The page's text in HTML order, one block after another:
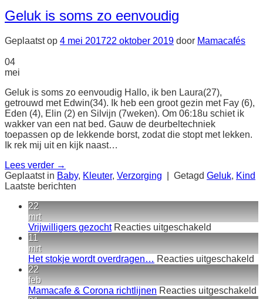
Geluk is soms zo eenvoudig
Geplaatst op 4 mei 201722 oktober 2019 door Mamacafés
04
mei
Geluk is soms zo eenvoudig Hallo, ik ben Laura(27),
getrouwd met Edwin(34). Ik heb een groot gezin met Fay (6),
Eden (4), Elin (2) en Silvijn (7weken). Om 06:18u schiet ik
wakker van een nat bed. Gauw de deurbeltechniek
toepassen op de lekkende borst, zodat die stopt met lekken.
Ik rek mij uit en kijk naast…
Lees verder →
Geplaatst in Baby, Kleuter, Verzorging Getagd Geluk, Kind
Laatste berichten
22
mrt
Vrijwilligers gezocht Reacties uitgeschakeld
11
mrt
Het stokje wordt overdragen… Reacties uitgeschakeld
22
feb
Mamacafe & Corona richtlijnen Reacties uitgeschakeld